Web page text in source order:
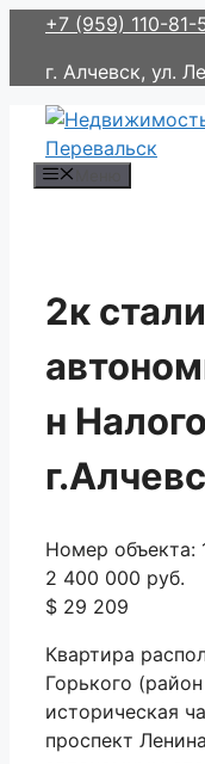
Перейти
содержимому
+7 (959) 110-81-
г. Алчевск, ул.
2к
н
Номер объекта:
2 400 000 руб.
$ 29 209
Квартира
Горького
историческая
проспект